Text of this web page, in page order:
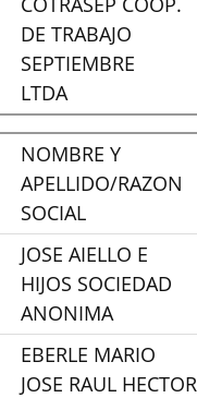
DE TRABAJO
SEPTIEMBRE
LTDA
NOMBRE Y
APELLIDO/RAZON
SOCIAL
JOSE AIELLO E
HIJOS SOCIEDAD
ANONIMA
EBERLE MARIO
JOSE RAUL HECTOR